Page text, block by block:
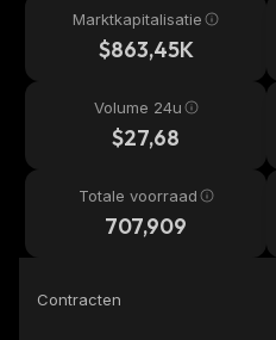
Marktkapitalisatie
$863,45K
Volume 24u
$27,68
Totale voorraad
707,909
Contracten